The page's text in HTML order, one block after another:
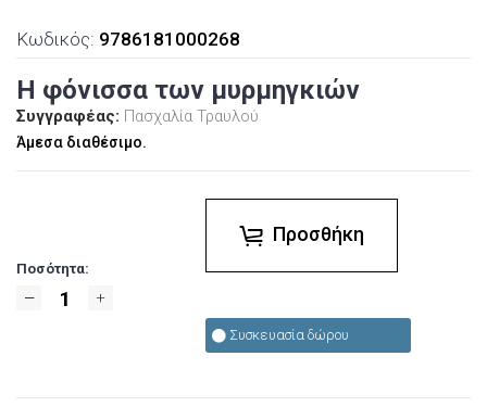
Κωδικός: 9786181000268
Η φόνισσα των μυρμηγκιών
Συγγραφέας: Πασχαλία Τραυλού
Άμεσα διαθέσιμο.
Ποσότητα:
Προσθήκη
Συσκευασία δώρου